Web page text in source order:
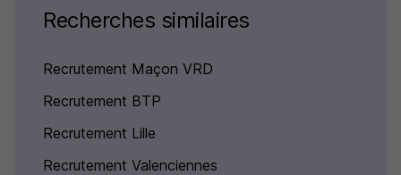
Recherches similaires
Recrutement Maçon VRD
Recrutement BTP
Recrutement Lille
Recrutement Valenciennes